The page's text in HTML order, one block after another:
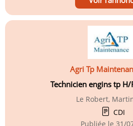
Agri Tp
Technicien engins tp
Le Robert,
CDI
Publiée le 31/